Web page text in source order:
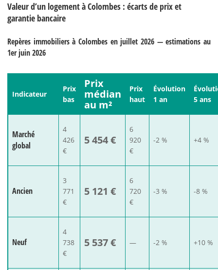
Valeur d’un logement à Colombes : écarts de prix et
garantie bancaire
Repères immobiliers à Colombes en juillet 2026 — estimations au
1er juin 2026
Indicateur
Prix
bas
Prix
médian
au m²
Prix
haut
Évolution
1 an
5 ans
Marché
global
4
426
€
5 454 €
6
920
€
-2 % +4 %
Ancien
3
771
€
5 121 €
6
720
€
-3 % -8 %
Neuf
4
738
€
5 537 € — -2 % +10 %